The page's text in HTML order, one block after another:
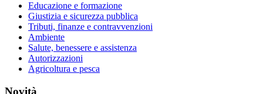
Educazione e formazione
Giustizia e sicurezza pubblica
Tributi, finanze e contravvenzioni
Ambiente
Salute, benessere e assistenza
Autorizzazioni
Agricoltura e pesca
Novità